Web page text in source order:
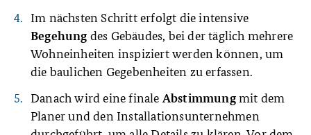
Im nächsten Schritt erfolgt die intensive
Begehung des Gebäudes, bei der täglich mehrere
Wohneinheiten inspiziert werden können, um
die baulichen Gegebenheiten zu erfassen.
Danach wird eine finale Abstimmungmit dem
Planer und den Installationsunternehmen